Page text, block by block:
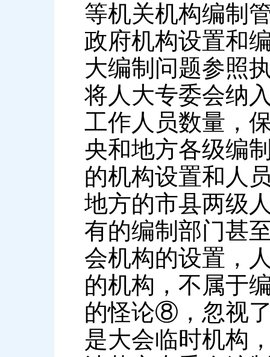
等机关机构编制
政府机构设置和
大编制问题参照
将人大专委会纳
工作人员数量，
央和地方各级编
的机构设置和人
地方的市县两级
有的编制部门甚
会机构的设置，
的机构，不属于
的怪论⑧，忽视
是大会临时机构